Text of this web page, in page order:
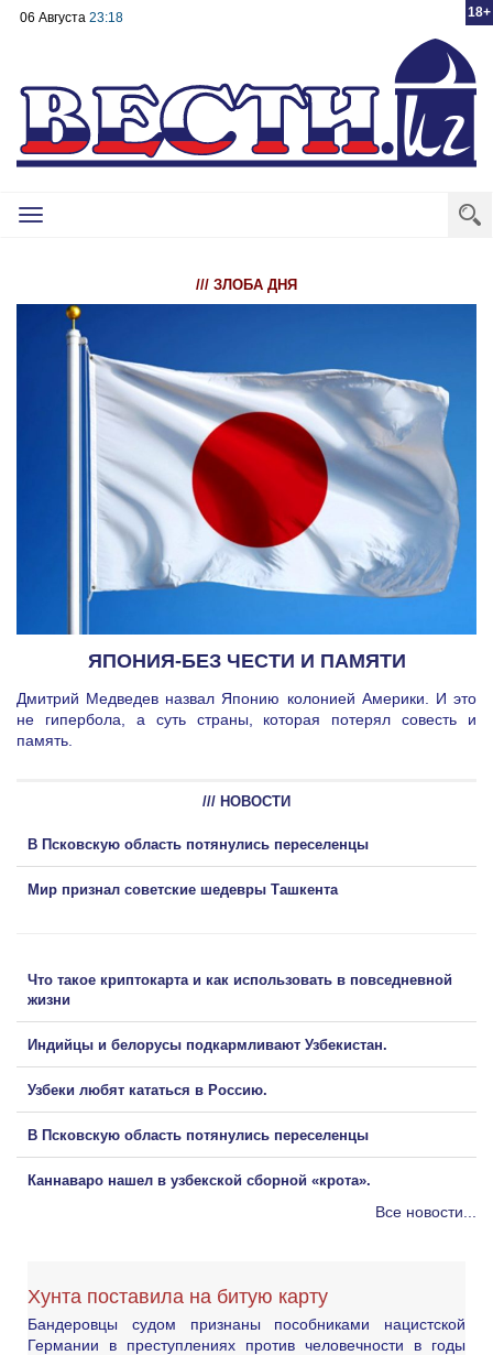
18+
06 Августа 23:18
Toggle
/// ЗЛОБА ДНЯ
ЯПОНИЯ-БЕЗ ЧЕСТИ И ПАМЯТИ
Дмитрий Медведев назвал Японию колонией Америки. И это
не гипербола, а суть страны, которая потерял совесть и
память.
/// НОВОСТИ
В Псковскую область потянулись переселенцы
Мир признал советские шедевры Ташкента
Что такое криптокарта и как использовать в повседневной
жизни
Индийцы и белорусы подкармливают Узбекистан.
Узбеки любят кататься в Россию.
В Псковскую область потянулись переселенцы
Каннаваро нашел в узбекской сборной «крота».
Все новости...
Хунта поставила на битую карту
Бандеровцы судом признаны пособниками нацистской
Германии в преступлениях против человечности в годы